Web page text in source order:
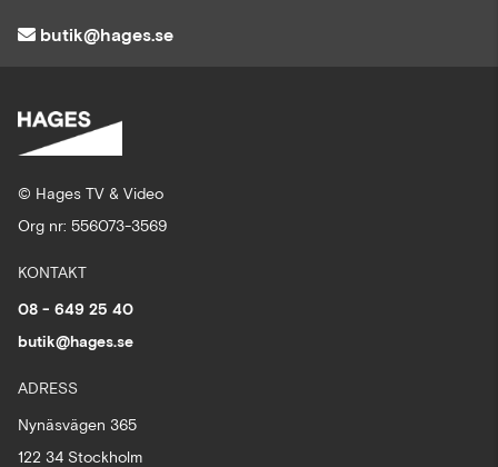
butik@hages.se
© Hages TV & Video
Org nr: 556073-3569
KONTAKT
08 - 649 25 40
butik@hages.se
ADRESS
Nynäsvägen 365
122 34 Stockholm